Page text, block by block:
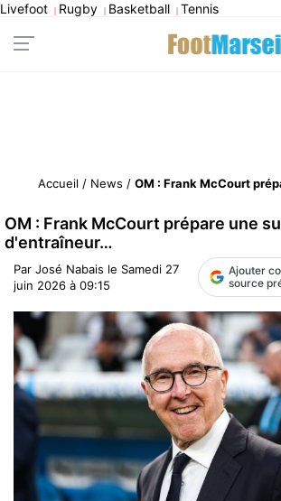
Livefoot | Rugby | Basketball | Tennis
Accueil / News /
OM : Frank McCourt prépare une
d'entraîneur…
Par José Nabais le Samedi 27
juin 2026 à 09:15
Ajouter
source